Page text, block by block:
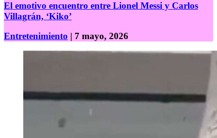
El emotivo encuentro entre Lionel Messi y Carlos
Villagrán, ‘Kiko’
Entretenimiento | 7 mayo, 2026